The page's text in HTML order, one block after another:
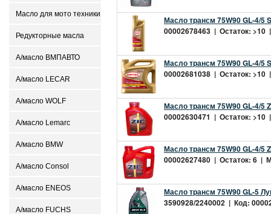
Масло для мото техники
Редукторные масла
А/масло ВМПАВТО
А/масло LECAR
А/масло WOLF
А/масло Lemarc
А/масло BMW
А/масло Consol
А/масло ENEOS
А/масло FUCHS
Масло трансм 75W90 GL-4/5
00002678463 | Остаток: >10
Масло трансм 75W90 GL-4/5
00002681038 | Остаток: >10
Масло трансм 75W90 GL-4/5
00002630471 | Остаток: >10
Масло трансм 75W90 GL-4/5
00002627480 | Остаток: 6 |
Масло трансм 75W90 GL-5
3590928/2240002 | Код: